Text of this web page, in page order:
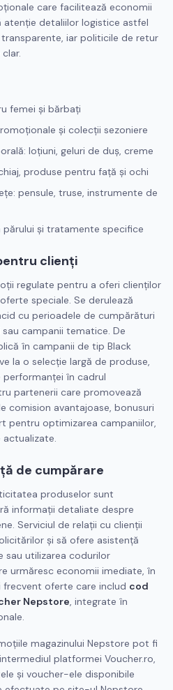
care facilitează economii
atenție detaliilor logistice astfel
iar politicile de retur
femei și bărbați
și colecții sezoniere
loțiuni, geluri de duș, creme
produse pentru față și ochi
pensule, truse, instrumente de
părului și tratamente specifice
clienți
regulate pentru a oferi clienților
speciale. Se derulează
cu perioadele de cumpărături
campanii tematice. De
în campanii de tip Black
la o selecție largă de produse,
în cadrul
partenerii care promovează
comision avantajoase, bonusuri
pentru optimizarea campaniilor,
de cumpărare
produselor sunt
informații detaliate despre
Serviciul de relații cu clienții
și să ofere asistență
sau utilizarea codurilor
urmăresc economii imediate, în
oferte care includ cod
Nepstore, integrate în
magazinului Nepstore pot fi
platformei Voucher.ro,
și voucher-ele disponibile